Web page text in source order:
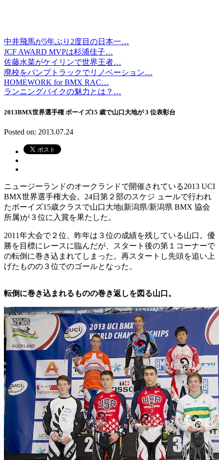
中井飛馬が5年ぶり2度目の日本一…
JCF AWARD MVPは杉浦佳子…
佐藤水菜がケイリンで世界王者…
廃校をパンプトラックでリノベーション…
HOMEWORK for BMX RAC…
ランニングバイクの魅力とは？…
2013BMX世界選手権 ボーイズ15 歳で山口大地が 3 位表彰台
Posted on: 2013.07.24
ニュージーランドのオークランドで開催されている2013 UCI
BMX世界選手権大会。24日第２部のスケジ ュールで行われ
たボーイズ15歳クラスで山口大地(新潟県/新潟県 BMX 協会
所属)が３位に入賞を果たした。
2011年大会で２位、昨年は３位の成績を残している山口。優
勝を目標にレースに臨んだが、スタート後の第１コーナーで
の転倒に巻き込まれてしまった。再スタートし先頭を追い上
げたものの３位でのゴールとなった。
転倒に巻き込まれるものの巻き返しを図る山口。